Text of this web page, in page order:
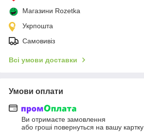
Магазини Rozetka
Укрпошта
Самовивіз
Всі умови доставки
Умови оплати
Ви отримаєте замовлення
або гроші повернуться на вашу картку